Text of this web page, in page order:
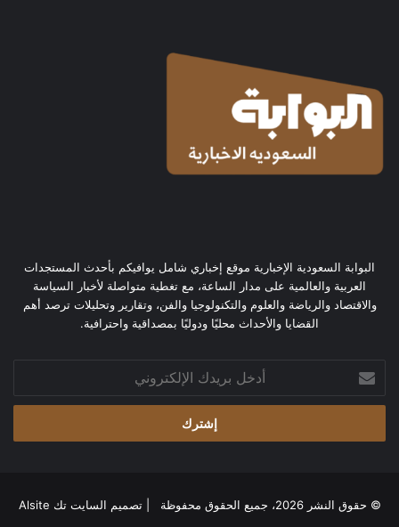
البوابة السعودية الإخبارية موقع إخباري شامل يوافيكم بأحدث المستجدات
العربية والعالمية على مدار الساعة، مع تغطية متواصلة لأخبار السياسة
والاقتصاد والرياضة والعلوم والتكنولوجيا والفن، وتقارير وتحليلات ترصد أهم
القضايا والأحداث محليًا ودوليًا بمصداقية واحترافية.
بريدك
الإلكتروني
© حقوق النشر 2026، جميع الحقوق محفوظة | تصميم
السايت تك Alsite